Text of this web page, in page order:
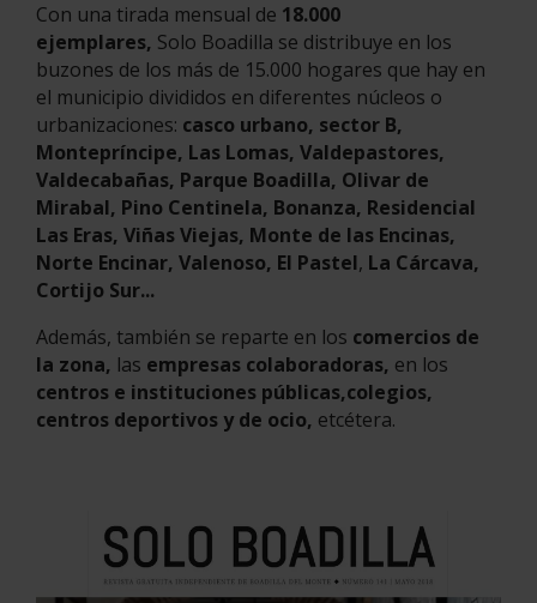
Con una tirada mensual de 18.000
ejemplares, Solo Boadilla se distribuye en los
buzones de los más de 15.000 hogares que hay en
el municipio divididos en diferentes núcleos o
urbanizaciones: casco urbano, sector B,
Montepríncipe, Las Lomas, Valdepastores,
Valdecabañas, Parque Boadilla, Olivar de
Mirabal, Pino Centinela, Bonanza, Residencial
Las Eras, Viñas Viejas, Monte de las Encinas,
Norte Encinar, Valenoso, El Pastel, La Cárcava,
Cortijo Sur...
Además, también se reparte en los comercios de
la zona, las empresas colaboradoras, en los
centros e instituciones públicas,colegios,
centros deportivos y de ocio, etcétera.